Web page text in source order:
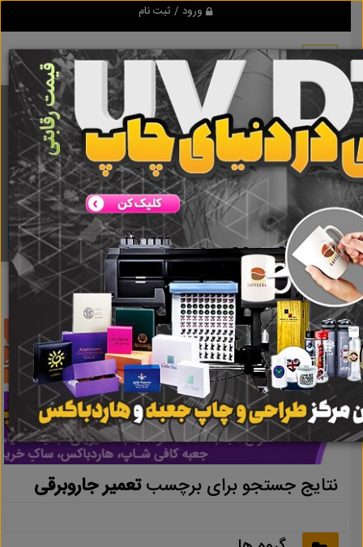
ورود / ثبت نام
برنامه اندروید تبلیغ شو
مرجع نیازمندیها و تبلیغات اینترنتی
دانلود
تبلیغ شو تعمیر جاروبرقی نتایج جستجو برای برچسبتعمیر جاروبرقی
نتایج جستجو برای برچسبتعمیر جاروبرقی